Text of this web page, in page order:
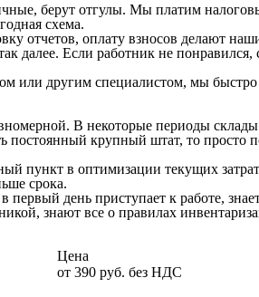
берут отгулы. Мы платим
схема.
отчетов, оплату взносов делают
далее. Если работник не понравился,
или другим специалистом, мы
В некоторые периоды
крупный штат, то просто
пункт в оптимизации текущих
срока.
день приступает к работе,
знают все о правилах
Цена
от 390 руб. без НДС